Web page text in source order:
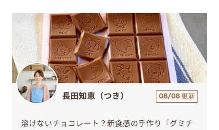
長田知恵（つき） 08/08 更新
溶けないチョコレート？新食感の手作り「グミチ